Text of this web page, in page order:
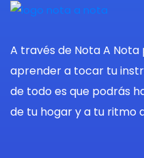
A través de Nota A
aprender a tocar tu
de todo es que podrás
de tu hogar y a tu ritmo